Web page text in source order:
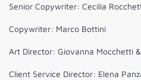
Senior Copywriter: Cecilia
Copywriter: Marco Bottini
Art Director: Giovanna Mocchetti
Client Service Director: Elena